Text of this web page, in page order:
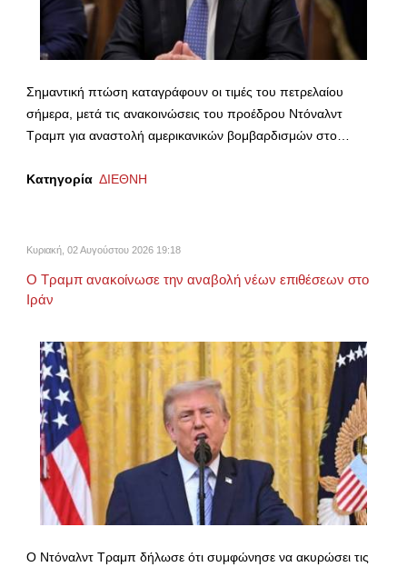
Σημαντική πτώση καταγράφουν οι τιμές του πετρελαίου
σήμερα, μετά τις ανακοινώσεις του προέδρου Ντόναλντ
Τραμπ για αναστολή αμερικανικών βομβαρδισμών στο…
Κατηγορία ΔΙΕΘΝΗ
Κυριακή, 02 Αυγούστου 2026 19:18
Ο Τραμπ ανακοίνωσε την αναβολή νέων επιθέσεων στο
Ιράν
Ο Ντόναλντ Τραμπ δήλωσε ότι συμφώνησε να ακυρώσει τις